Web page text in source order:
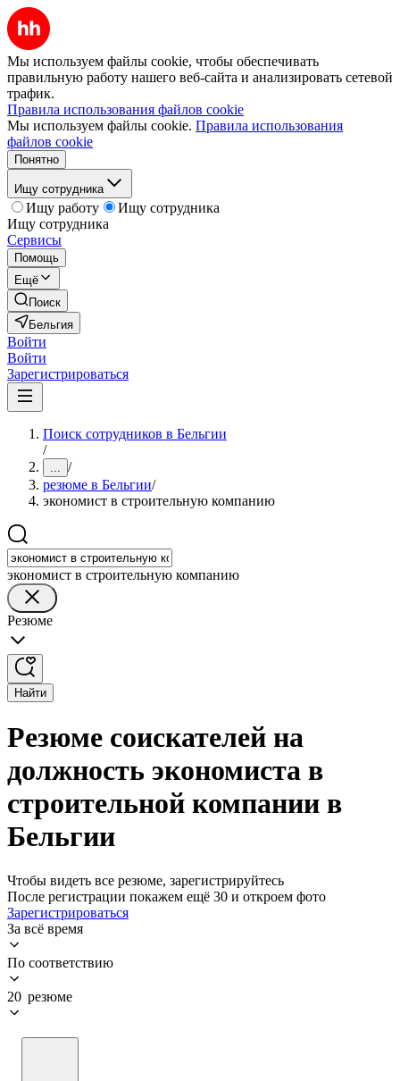
Мы используем файлы cookie, чтобы обеспечивать
правильную работу нашего веб-сайта и анализировать сетевой
трафик.
Правила использования файлов cookie
Мы используем файлы cookie. Правила использования
файлов cookie
Понятно
Ищу сотрудника
Ищу работу
Ищу сотрудника
Ищу сотрудника
Сервисы
Помощь
Ещё
Поиск
Бельгия
Войти
Войти
Зарегистрироваться
Поиск сотрудников в Бельгии
/
... /
резюме в Бельгии/
экономист в строительную компанию
экономист в строительную компанию
Резюме
Найти
Резюме соискателей на
должность экономиста в
строительной компании в
Бельгии
Чтобы видеть все резюме, зарегистрируйтесь
После регистрации покажем ещё 30 и откроем фото
Зарегистрироваться
За всё время
По соответствию
20 резюме